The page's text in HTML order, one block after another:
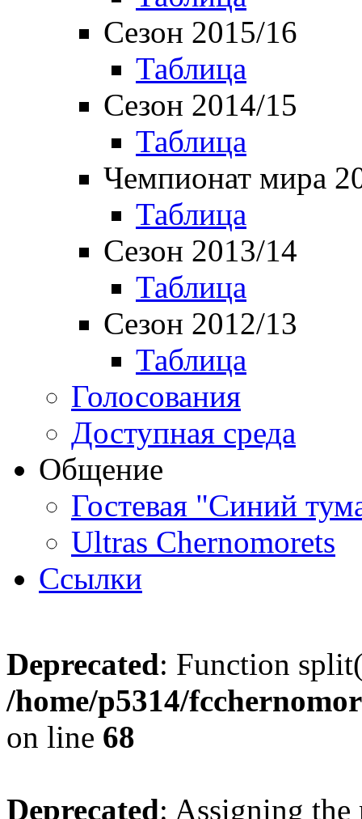
Сезон 2015/16
Таблица
Сезон 2014/15
Таблица
Чемпионат мира
Таблица
Сезон 2013/14
Таблица
Сезон 2012/13
Таблица
Голосования
Доступная среда
Общение
Гостевая "Синий
Ultras Chernomorets
Ссылки
Deprecated: Function
/home/p5314/
on line 68
Deprecated: Assigning the